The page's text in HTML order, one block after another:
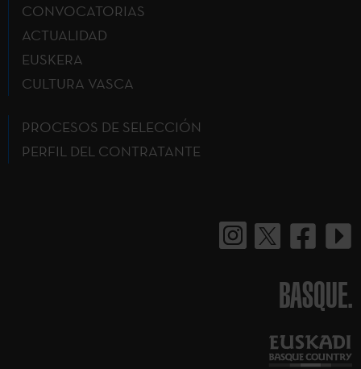
CONVOCATORIAS
ACTUALIDAD
EUSKERA
CULTURA VASCA
PROCESOS DE SELECCIÓN
PERFIL DEL CONTRATANTE
BASQUE.